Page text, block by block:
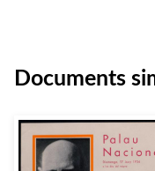
Documents